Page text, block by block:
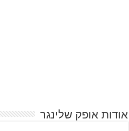
אודות אופק שלינגר